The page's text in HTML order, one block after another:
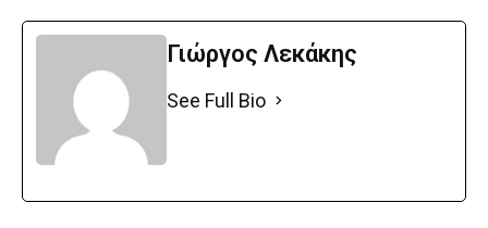
Γιώργος Λεκάκης
See Full Bio